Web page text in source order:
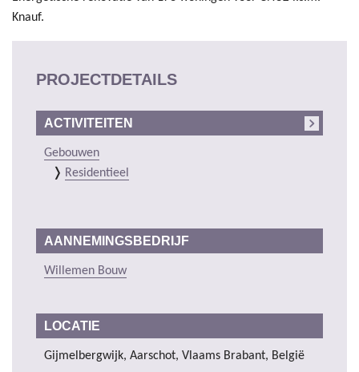
Knauf.
PROJECTDETAILS
ACTIVITEITEN
Gebouwen
Residentieel
AANNEMINGSBEDRIJF
Willemen Bouw
LOCATIE
Gijmelbergwijk, Aarschot, Vlaams Brabant, België